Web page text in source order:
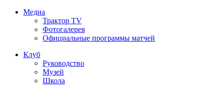
Медиа
Трактор TV
Фотогалерея
Официальные программы матчей
Клуб
Руководство
Музей
Школа